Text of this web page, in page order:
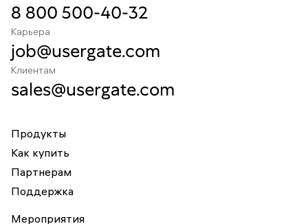
8 800 500-40-32
Карьера
job@usergate.com
Клиентам
sales@usergate.com
Продукты
Как купить
Партнерам
Поддержка
Мероприятия